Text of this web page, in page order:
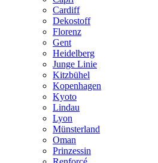
Cardiff
Dekostoff
Florenz
Gent
Heidelberg
Junge Linie
Kitzbühel
Kopenhagen
Kyoto
Lindau
Lyon
Münsterland
Oman
Prinzessin